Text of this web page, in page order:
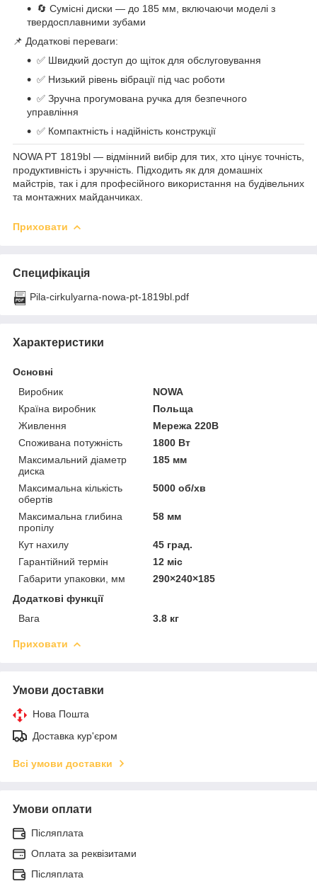
🔄 Сумісні диски — до 185 мм, включаючи моделі з
твердосплавними зубами
📌 Додаткові переваги:
✅ Швидкий доступ до щіток для обслуговування
✅ Низький рівень вібрації під час роботи
✅ Зручна прогумована ручка для безпечного
управління
✅ Компактність і надійність конструкції
NOWA PT 1819bl — відмінний вибір для тих, хто цінує точність,
продуктивність і зручність. Підходить як для домашніх
майстрів, так і для професійного використання на будівельних
та монтажних майданчиках.
Приховати
Специфікація
Pila-cirkulyarna-nowa-pt-1819bl.pdf
Характеристики
Основні
Виробник
NOWA
Країна виробник
Польща
Живлення
Мережа 220В
Споживана потужність
1800 Вт
Максимальний діаметр
диска
185 мм
Максимальна кількість
обертів
5000 об/хв
Максимальна глибина
пропілу
58 мм
Кут нахилу
45 град.
Гарантійний термін
12 міс
Габарити упаковки, мм
290×240×185
Додаткові функції
Вага
3.8 кг
Приховати
Умови доставки
Нова Пошта
Доставка кур'єром
Всі умови доставки
Умови оплати
Післяплата
Оплата за реквізитами
Післяплата